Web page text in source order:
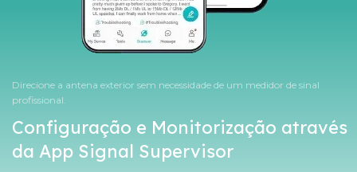
Direcione a antena exterior sem necessidade de um medidor de sinal
profissional.
Configuração e Monitorização através
da App Signal Supervisor